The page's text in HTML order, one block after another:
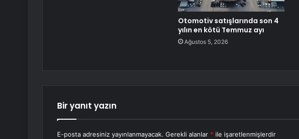
Otomotiv satışlarında son 4
yılın en kötü Temmuz ayı
Ağustos 5, 2026
Bir yanıt yazın
E-posta adresiniz yayınlanmayacak. Gerekli alanlar * ile işaretlenmişlerdir